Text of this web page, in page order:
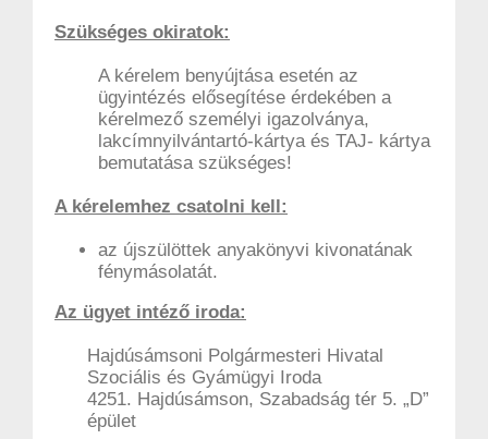
Szükséges okiratok:
A kérelem benyújtása esetén az
ügyintézés elősegítése érdekében a
kérelmező személyi igazolványa,
lakcímnyilvántartó-kártya és TAJ- kártya
bemutatása szükséges!
A kérelemhez csatolni kell:
az újszülöttek anyakönyvi kivonatának
fénymásolatát.
Az ügyet intéző iroda:
Hajdúsámsoni Polgármesteri Hivatal
Szociális és Gyámügyi Iroda
4251. Hajdúsámson, Szabadság tér 5. „D”
épület